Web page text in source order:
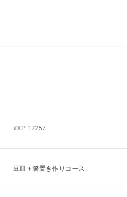
#XP-17257
豆皿＋箸置き作りコース